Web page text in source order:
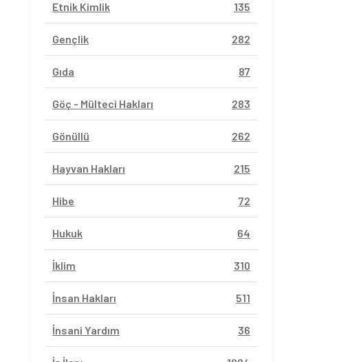
Etnik Kimlik 135
Gençlik 282
Gıda 87
Göç - Mülteci Hakları 283
Gönüllü 262
Hayvan Hakları 215
Hibe 72
Hukuk 64
İklim 310
İnsan Hakları 511
İnsani Yardım 36